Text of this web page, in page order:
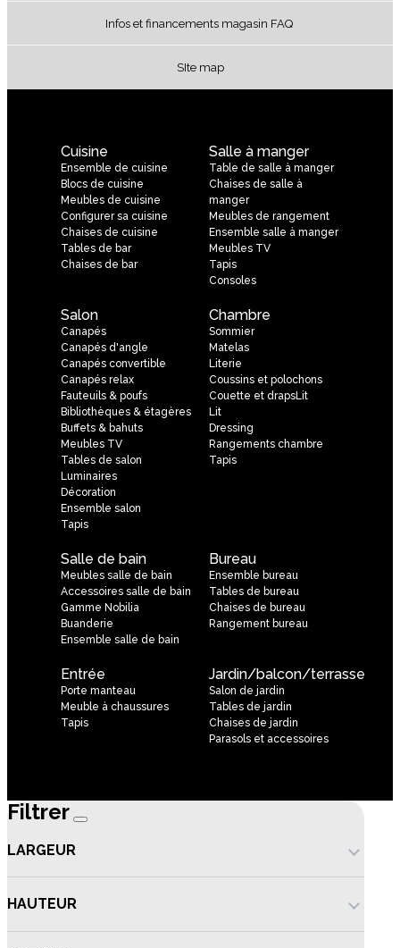
Infos et financements magasin FAQ
SIte map
Cuisine
Ensemble de cuisine
Blocs de cuisine
Meubles de cuisine
Configurer sa cuisine
Chaises de cuisine
Tables de bar
Chaises de bar
Salle à manger
Table de salle à manger
Chaises de salle à
manger
Meubles de rangement
Ensemble salle à manger
Meubles TV
Tapis
Consoles
Salon
Canapés
Canapés d'angle
Canapés convertible
Canapés relax
Fauteuils & poufs
Bibliothèques & étagères
Buffets & bahuts
Meubles TV
Tables de salon
Luminaires
Décoration
Ensemble salon
Tapis
Chambre
Sommier
Matelas
Literie
Coussins et polochons
Couette et drapsLit
Lit
Dressing
Rangements chambre
Tapis
Salle de bain
Meubles salle de bain
Accessoires salle de bain
Gamme Nobilia
Buanderie
Ensemble salle de bain
Bureau
Ensemble bureau
Tables de bureau
Chaises de bureau
Rangement bureau
Entrée
Porte manteau
Meuble à chaussures
Tapis
Jardin/balcon/terrasse
Salon de jardin
Tables de jardin
Chaises de jardin
Parasols et accessoires
Filtrer
LARGEUR
HAUTEUR